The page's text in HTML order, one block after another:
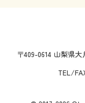
〒409-0614 山梨県
TEL/